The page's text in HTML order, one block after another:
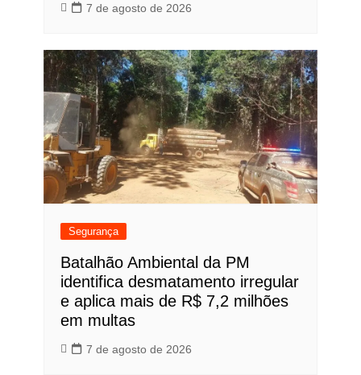
7 de agosto de 2026
Segurança
Batalhão Ambiental da PM
identifica desmatamento irregular
e aplica mais de R$ 7,2 milhões
em multas
7 de agosto de 2026